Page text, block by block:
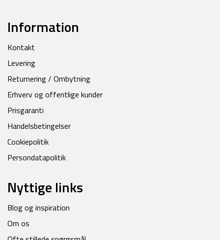
Information
Kontakt
Levering
Returnering / Ombytning
Erhverv og offentlige kunder
Prisgaranti
Handelsbetingelser
Cookiepolitik
Persondatapolitik
Nyttige links
Blog og inspiration
Om os